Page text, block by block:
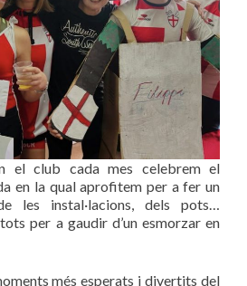
el club cada mes celebrem el
en la qual aprofitem per a fer un
les instal·lacions, dels pots…
per a gaudir d’un esmorzar en
més esperats i divertits del